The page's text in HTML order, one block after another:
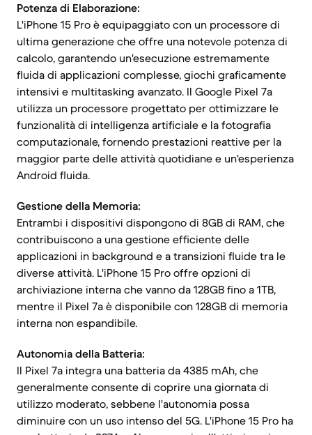
Potenza di Elaborazione:
L'iPhone 15 Pro è equipaggiato con un processore di
ultima generazione che offre una notevole potenza di
calcolo, garantendo un'esecuzione estremamente
fluida di applicazioni complesse, giochi graficamente
intensivi e multitasking avanzato. Il Google Pixel 7a
utilizza un processore progettato per ottimizzare le
funzionalità di intelligenza artificiale e la fotografia
computazionale, fornendo prestazioni reattive per la
maggior parte delle attività quotidiane e un'esperienza
Android fluida.
Gestione della Memoria:
Entrambi i dispositivi dispongono di 8GB di RAM, che
contribuiscono a una gestione efficiente delle
applicazioni in background e a transizioni fluide tra le
diverse attività. L'iPhone 15 Pro offre opzioni di
archiviazione interna che vanno da 128GB fino a 1TB,
mentre il Pixel 7a è disponibile con 128GB di memoria
interna non espandibile.
Autonomia della Batteria:
Il Pixel 7a integra una batteria da 4385 mAh, che
generalmente consente di coprire una giornata di
utilizzo moderato, sebbene l'autonomia possa
diminuire con un uso intenso del 5G. L'iPhone 15 Pro ha